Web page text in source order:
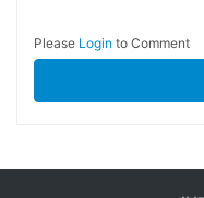
Please Login to Comment